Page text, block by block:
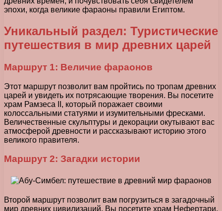
эпохи, когда великие фараоны правили Египтом.
Уникальный раздел: Туристические
путешествия в мир древних царей
Маршрут 1: Величие фараонов
Этот маршрут позволит вам пройтись по тропам древних
царей и увидеть их потрясающие творения. Вы посетите
храм Рамзеса II, который поражает своими
колоссальными статуями и изумительными фресками.
Величественные скульптуры и декорации окутывают вас
атмосферой древности и рассказывают историю этого
великого правителя.
Маршрут 2: Загадки истории
Второй маршрут позволит вам погрузиться в загадочный
мир древних цивилизаций. Вы посетите храм Нефертари,